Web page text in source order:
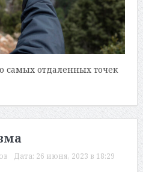
самых отдаленных точек
Дата: 26 июня, 2023 в 18:29